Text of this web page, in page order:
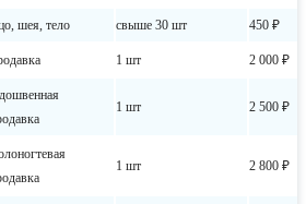
шея, тело свыше 30 шт 450 ₽
1 шт 2 000 ₽
1 шт 2 500 ₽
1 шт 2 800 ₽